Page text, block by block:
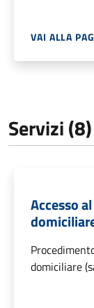
VAI ALLA
Servizi (8)
Accesso
domiciliare